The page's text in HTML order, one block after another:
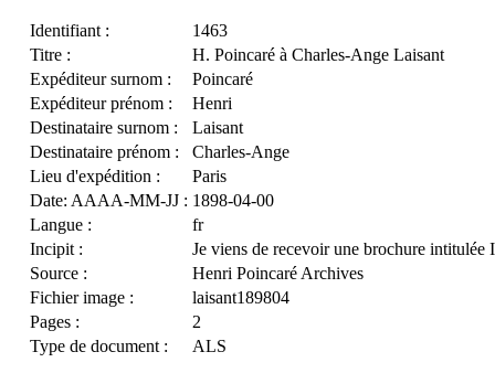
Identifiant :
1463
Titre :
H. Poincaré à Charles-Ange Laisant
Expéditeur surnom :
Poincaré
Expéditeur prénom :
Henri
Destinataire surnom :
Laisant
Destinataire prénom :
Charles-Ange
Lieu d'expédition :
Paris
Date: AAAA-MM-JJ : 1898-04-00
Langue :
fr
Incipit :
Je viens de recevoir une brochure
Source :
Henri Poincaré Archives
Fichier image :
laisant189804
Pages :
2
Type de document :
ALS